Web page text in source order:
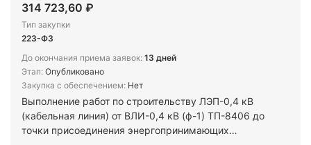
314 723,60 ₽
Тип закупки
223-ФЗ
До окончания приема заявок: 13 дней
Этап: Опубликовано
Закупка с обеспечением: Нет
Выполнение работ по строительству ЛЭП-0,4 кВ
(кабельная линия) от ВЛИ-0,4 кВ (ф-1) ТП-8406 до
точки присоединения энергопринимающих